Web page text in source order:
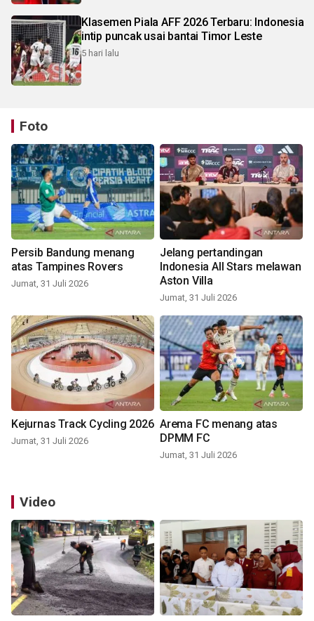
Klasemen Piala AFF 2026 Terbaru: Indonesia
intip puncak usai bantai Timor Leste
5 hari lalu
Foto
Persib Bandung menang
atas Tampines Rovers
Jumat, 31 Juli 2026
Jelang pertandingan
Indonesia All Stars melawan
Aston Villa
Jumat, 31 Juli 2026
Kejurnas Track Cycling 2026
Jumat, 31 Juli 2026
Arema FC menang atas
DPMM FC
Jumat, 31 Juli 2026
Video